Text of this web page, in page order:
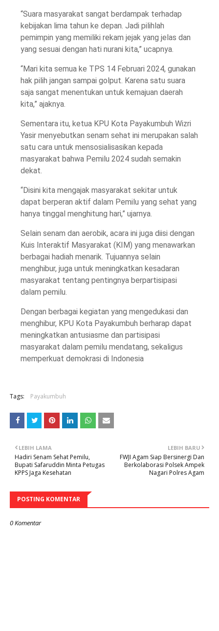
“Suara masyarakat sangat berdampak terhadap
kebijakan lima tahun ke depan. Jadi pilihlah
pemimpin yang memiliki rekam jejak yang jelas dan
yang sesuai dengan hati nurani kita,” ucapnya.
“Mari kita semua ke TPS 14 Februari 2024, gunakan
hak pilih jangan sampai golput. Karena satu suara
saja sangat menentukan untuk kemajuan daerah
kita,” ajaknya.
Sementara itu, ketua KPU Kota Payakumbuh Wizri
Yasir menyebutkan senam sehat ini merupakan salah
satu cara untuk mensosialisasikan kepada
masyarakat bahwa Pemilu 2024 sudah semakin
dekat.
“Disini kita mengajak masyarakat sekitar untuk
dapat berperan aktif dalam Pemilu yang sehat yang
hanya tinggal menghitung hari,” ujarnya.
Selain senam dan aerobik, acara ini juga diisi dengan
Kuis Interaktif Masyarakat (KIM) yang menawarkan
berbagai hadiah menarik. Tujuannya selain
menghibur, juga untuk meningkatkan kesadaran
masyarakat tentang pentingnya berpartisipasi
dalam pemilu.
Dengan berbagai kegiatan yang mengedukasi dan
menghibur, KPU Kota Payakumbuh berharap dapat
meningkatkan antusiasme dan partisipasi
masyarakat dalam pemilu mendatang, sekaligus
memperkuat demokrasi di Indonesia
Tags: Payakumbuh
LEBIH BARU
FWJI Agam Siap Bersinergi Dan
Berkolaborasi Polsek Ampek
Nagari Polres Agam
LEBIH LAMA
Hadiri Senam Sehat Pemilu,
Bupati Safaruddin Minta Petugas
KPPS Jaga Kesehatan
POSTING KOMENTAR
0 Komentar